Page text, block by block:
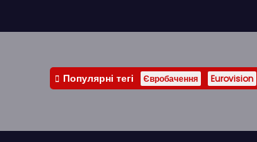
Популярні тегі Євробачення Eurovision